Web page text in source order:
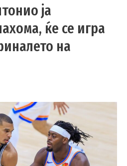
ја
ќе се игра
на